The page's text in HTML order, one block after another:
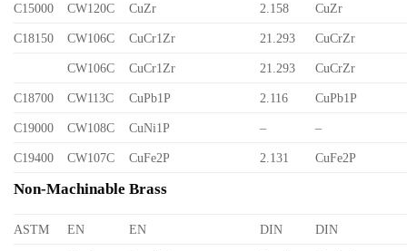
C15000 CW120C CuZr 2.158 CuZr
C18150 CW106C CuCr1Zr 21.293 CuCrZr
CW106C CuCr1Zr 21.293 CuCrZr
C18700 CW113C CuPb1P 2.116 CuPb1P
C19000 CW108C CuNi1P – –
C19400 CW107C CuFe2P 2.131 CuFe2P
Non-Machinable Brass
ASTM EN EN DIN DIN